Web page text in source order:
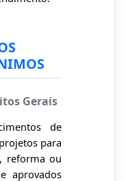
Gerais
de
para
reforma ou
aprovados